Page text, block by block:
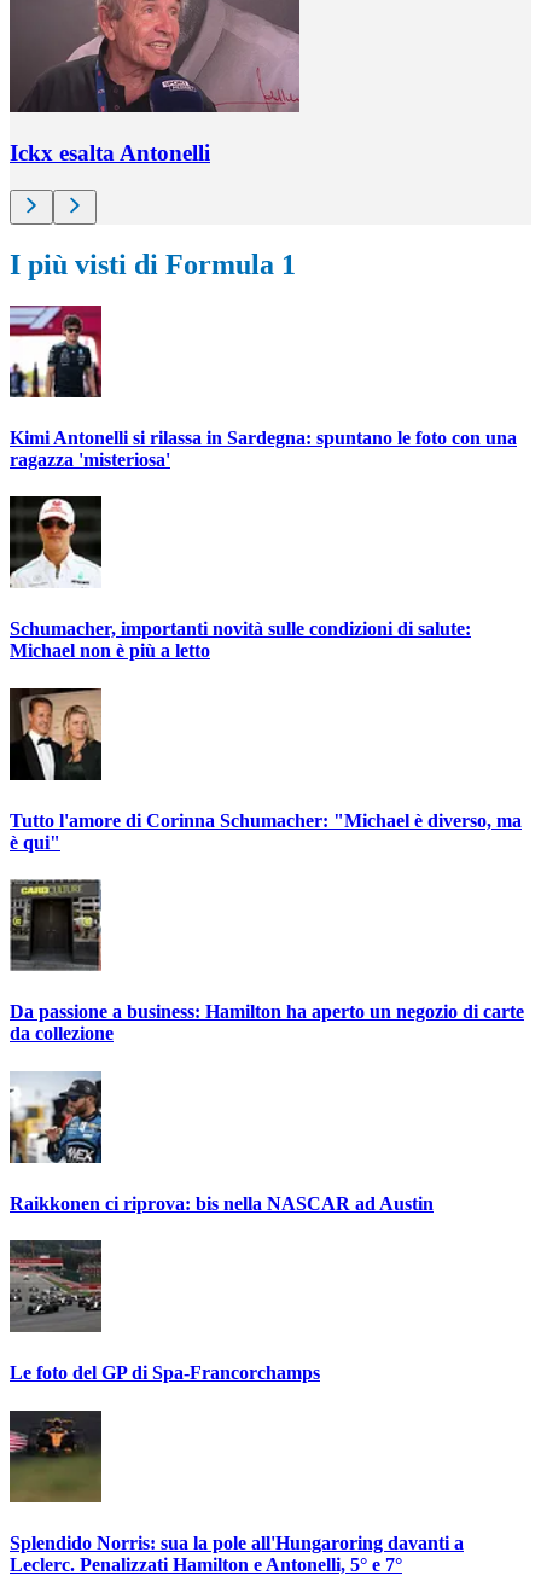
Ickx esalta Antonelli
I più visti di Formula 1
Kimi Antonelli si rilassa in Sardegna: spuntano le foto con una
ragazza 'misteriosa'
Schumacher, importanti novità sulle condizioni di salute:
Michael non è più a letto
Tutto l'amore di Corinna Schumacher: "Michael è diverso, ma
è qui"
Da passione a business: Hamilton ha aperto un negozio di carte
da collezione
Raikkonen ci riprova: bis nella NASCAR ad Austin
Le foto del GP di Spa-Francorchamps
Splendido Norris: sua la pole all'Hungaroring davanti a
Leclerc. Penalizzati Hamilton e Antonelli, 5° e 7°